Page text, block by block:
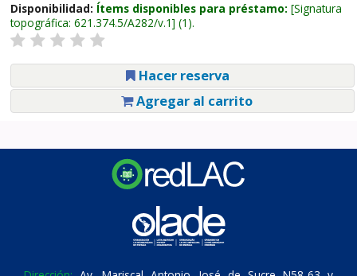
Disponibilidad: Ítems disponibles para préstamo: Signatura
topográfica: 621.374.5/A282/v.1 (1).
Hacer reserva
Agregar al carrito